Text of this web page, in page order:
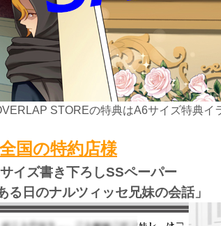
STOREの特典はA6サイズ特典イ
国の特約店様
イズ書き下ろしSSペーパー
ある日のナルツィッセ兄妹の会話」